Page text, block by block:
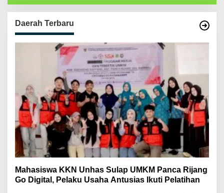
Daerah Terbaru
Mahasiswa KKN Unhas Sulap UMKM Panca Rijang
Go Digital, Pelaku Usaha Antusias Ikuti Pelatihan